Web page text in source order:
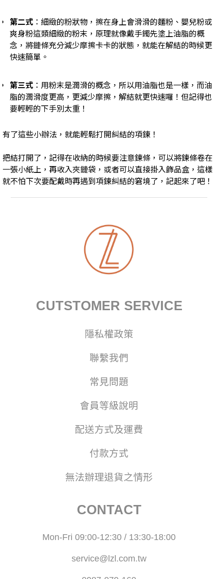
第二式 ：細緻的粉狀物，擦在身上會滑滑的麵粉、嬰兒粉或
爽身粉這類細緻的粉末，原理就像戴手鐲先塗上油脂的概
念，將鏈條充分減少摩擦卡卡的狀態，就能在解結的時候更
快速簡單。
第三式 ：用粉末是潤滑的概念，所以用油脂也是一樣，而油
脂的潤滑度更高，更減少摩擦，解結就更快速囉！但記得也
要輕輕的下手別太重！
有了這些小辦法，就能輕鬆打開糾結的項鍊！
把結打開了，記得在收納的時候要注意鍊條，可以將鍊條卷在
一張小紙上，再收入夾鏈袋，或者可以直接掛入飾品盒，這樣
就不怕下次要配戴時再遇到項鍊糾結的窘境了，記起來了吧！
CUTSTOMER SERVICE
隱私權政策
聯繫我們
常見問題
會員等級說明
配送方式及運費
付款方式
無法辦理退貨之情形
CONTACT
Mon-Fri 09:00-12:30 / 13:30-18:00
service@lzl.com.tw